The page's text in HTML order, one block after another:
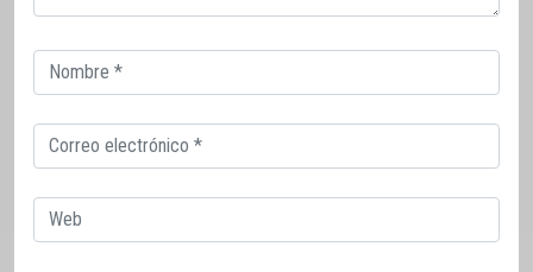
Correo
electrónico
Correo
electrónico
Web